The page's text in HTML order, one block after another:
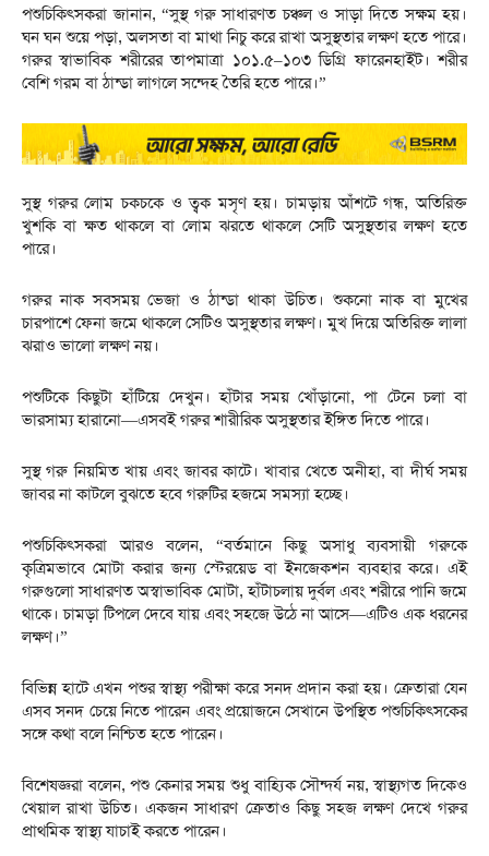
পশুচিকিৎসকরা জানান, “সুস্থ গরু সাধারণত চঞ্চল ও সাড়া দিতে সক্ষম হয়।
ঘন ঘন শুয়ে পড়া, অলসতা বা মাথা নিচু করে রাখা অসুস্থতার লক্ষণ হতে পারে।
গরুর স্বাভাবিক শরীরের তাপমাত্রা ১০১.৫–১০৩ ডিগ্রি ফারেনহাইট। শরীর
বেশি গরম বা ঠান্ডা লাগলে সন্দেহ তৈরি হতে পারে।”
সুস্থ গরুর লোম চকচকে ও ত্বক মসৃণ হয়। চামড়ায় আঁশটে গন্ধ, অতিরিক্ত
খুশকি বা ক্ষত থাকলে বা লোম ঝরতে থাকলে সেটি অসুস্থতার লক্ষণ হতে
পারে।
গরুর নাক সবসময় ভেজা ও ঠান্ডা থাকা উচিত। শুকনো নাক বা মুখের
চারপাশে ফেনা জমে থাকলে সেটিও অসুস্থতার লক্ষণ। মুখ দিয়ে অতিরিক্ত লালা
ঝরাও ভালো লক্ষণ নয়।
পশুটিকে কিছুটা হাঁটিয়ে দেখুন। হাঁটার সময় খোঁড়ানো, পা টেনে চলা বা
ভারসাম্য হারানো—এসবই গরুর শারীরিক অসুস্থতার ইঙ্গিত দিতে পারে।
সুস্থ গরু নিয়মিত খায় এবং জাবর কাটে। খাবার খেতে অনীহা, বা দীর্ঘ সময়
জাবর না কাটলে বুঝতে হবে গরুটির হজমে সমস্যা হচ্ছে।
পশুচিকিৎসকরা আরও বলেন, “বর্তমানে কিছু অসাধু ব্যবসায়ী গরুকে
কৃত্রিমভাবে মোটা করার জন্য স্টেরয়েড বা ইনজেকশন ব্যবহার করে। এই
গরুগুলো সাধারণত অস্বাভাবিক মোটা, হাঁটাচলায় দুর্বল এবং শরীরে পানি জমে
থাকে। চামড়া টিপলে দেবে যায় এবং সহজে উঠে না আসে—এটিও এক ধরনের
লক্ষণ।”
বিভিন্ন হাটে এখন পশুর স্বাস্থ্য পরীক্ষা করে সনদ প্রদান করা হয়। ক্রেতারা যেন
এসব সনদ চেয়ে নিতে পারেন এবং প্রয়োজনে সেখানে উপস্থিত পশুচিকিৎসকের
সঙ্গে কথা বলে নিশ্চিত হতে পারেন।
বিশেষজ্ঞরা বলেন, পশু কেনার সময় শুধু বাহ্যিক সৌন্দর্য নয়, স্বাস্থ্যগত দিকেও
খেয়াল রাখা উচিত। একজন সাধারণ ক্রেতাও কিছু সহজ লক্ষণ দেখে গরুর
প্রাথমিক স্বাস্থ্য যাচাই করতে পারেন।